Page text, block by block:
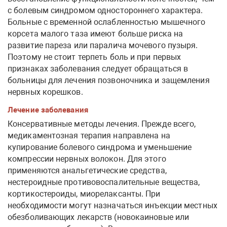
с болевым синдромом одностороннего характера.
Больные с временной ослабленностью мышечного
корсета малого таза имеют больше риска на
развитие пареза или паралича мочевого пузыря.
Поэтому не стоит терпеть боль и при первых
признаках заболевания следует обращаться в
больницы для лечения позвоночника и защемления
нервных корешков.
Лечение заболевания
Консервативные методы лечения. Прежде всего,
медикаментозная терапия направлена на
купирование болевого синдрома и уменьшение
компрессии нервных волокон. Для этого
применяются анальгетические средства,
нестероидные противовоспалительные вещества,
кортикостероиды, миорелаксанты. При
необходимости могут назначаться инъекции местных
обезболивающих лекарств (новокаиновые или